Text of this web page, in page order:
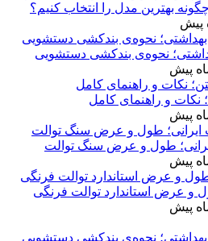
بهترین مدل را انتخاب کنیم؟
نحوه‌ی بندکشی دستشویی
نکات و راهنمای کامل
ایرانی؛ طول و عرض سنگ توالت
و عرض استاندارد توالت فرنگی